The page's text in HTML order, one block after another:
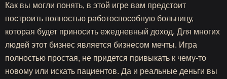
Как вы могли понять, в этой игре вам предстоит
построить полностью работоспособную больницу,
которая будет приносить ежедневный доход. Для многих
людей этот бизнес является бизнесом мечты. Игра
полностью простая, не придется привыкать к чему-то
новому или искать пациентов. Да и реальные деньги вы